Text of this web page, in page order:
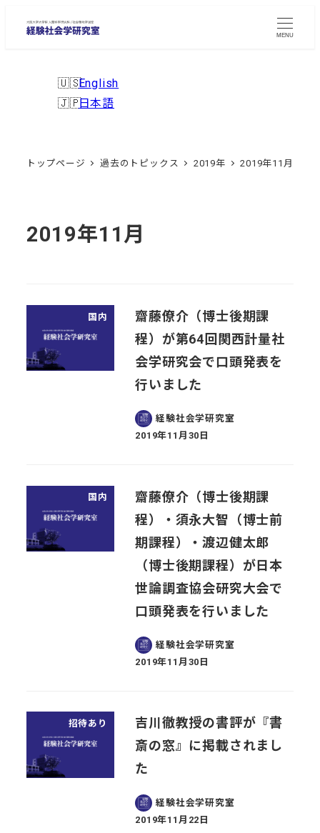
MENU
English
日本語
トップページ 過去のトピックス 2019年 2019年11月
2019年11月
国内
齋藤僚介（博士後期課
程）が第64回関西計量社
会学研究会で口頭発表を
行いました
経験社会学研究室
投稿日
2019年11月30日
国内
齋藤僚介（博士後期課
程）・須永大智（博士前
期課程）・渡辺健太郎
（博士後期課程）が日本
世論調査協会研究大会で
口頭発表を行いました
経験社会学研究室
投稿日
2019年11月30日
招待あり
吉川徹教授の書評が『書
斎の窓』に掲載されまし
た
経験社会学研究室
投稿日
2019年11月22日